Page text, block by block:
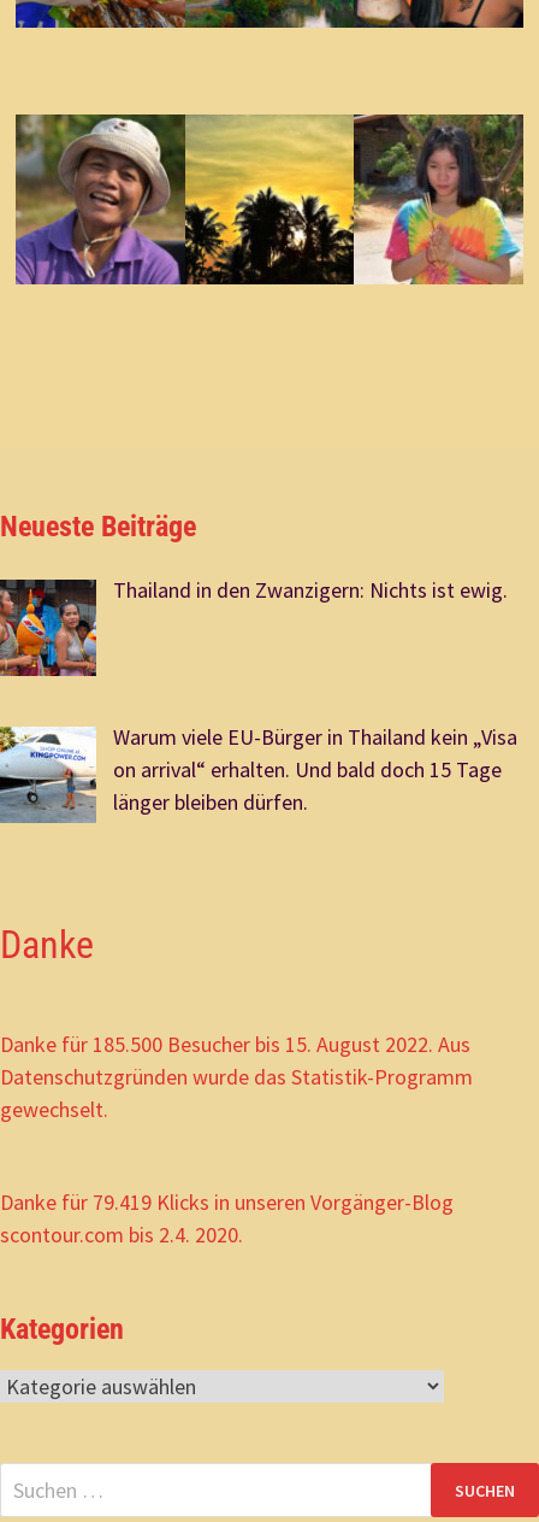
Neueste Beiträge
Thailand in den Zwanzigern: Nichts ist ewig.
Warum viele EU-Bürger in Thailand kein „Visa
on arrival“ erhalten. Und bald doch 15 Tage
länger bleiben dürfen.
Danke
Danke für 185.500 Besucher bis 15. August 2022. Aus
Datenschutzgründen wurde das Statistik-Programm
gewechselt.
Danke für 79.419 Klicks in unseren Vorgänger-Blog
scontour.com bis 2.4. 2020.
Kategorien
Kategorien
Suchen
nach: